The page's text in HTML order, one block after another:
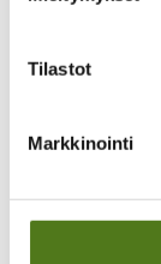
Tilastot
Markkinointi